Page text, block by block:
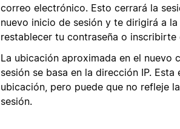
correo electrónico. Esto cerrará la
nuevo inicio de sesión y te dirigirá a
restablecer tu contraseña o inscribirte
La ubicación aproximada en el
sesión se basa en la dirección IP.
ubicación, pero puede que no refleje
sesión.